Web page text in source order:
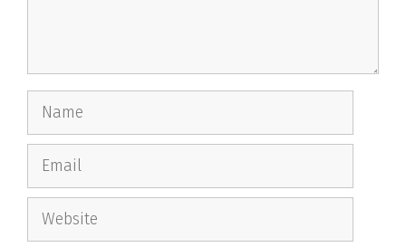
Name
Email
Website